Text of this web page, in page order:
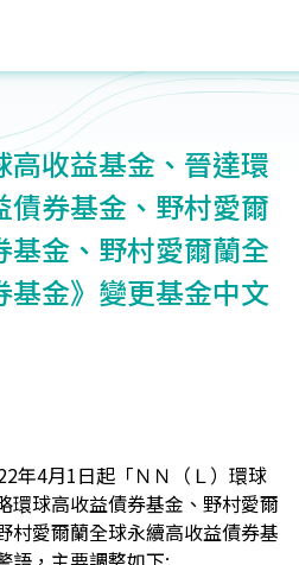
收益基金、晉達環
債券基金、野村愛爾
基金、野村愛爾蘭全
基金》變更基金中文
年4月1日起「ＮＮ（Ｌ）環球
環球高收益債券基金、野村愛爾
村愛爾蘭全球永續高收益債券基